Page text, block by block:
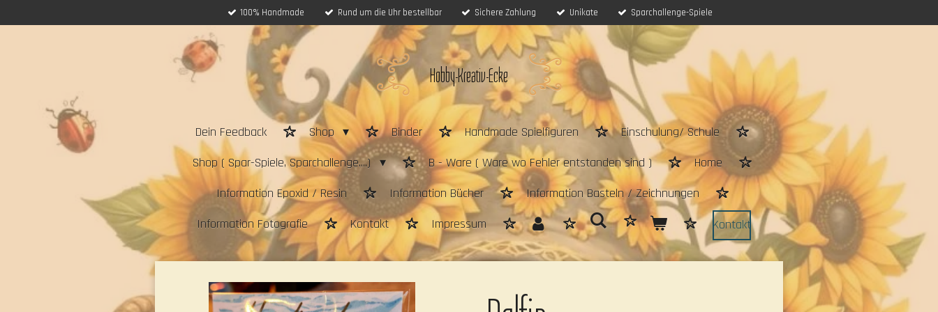
100% Handmade Rund um die Uhr bestellbar Sichere Zahlung Unikate Sparchallenge-Spiele
Hobby-Kreativ-Ecke
Dein Feedback Shop Binder Handmade Spielfiguren
Einschulung/ Schule
Shop ( Spar-Spiele, Sparchallenge....)
B - Ware ( Ware wo Fehler entstanden sind )
Home
Information Epoxid / Resin
Information Bücher
Information Basteln / Zeichnungen
Information Fotografie
Kontakt Impressum Kontakt